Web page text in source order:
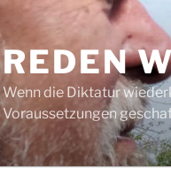
REDEN
Wenn die Diktatur
Voraussetzungen